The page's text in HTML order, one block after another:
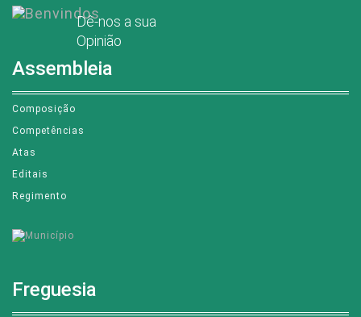
Dê-nos a sua
Opinião
Assembleia
Composição
Competências
Atas
Editais
Regimento
Freguesia